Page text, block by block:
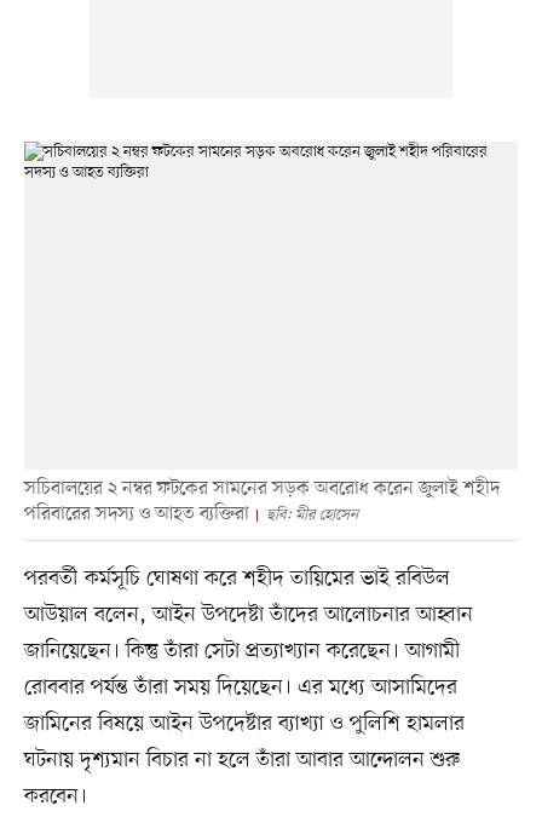
সচিবালয়ের ২ নম্বর ফটকের সামনের সড়ক অবরোধ করেন জুলাই শহীদ
পরিবারের সদস্য ও আহত ব্যক্তিরা
ছবি: মীর হোসেন
পরবর্তী কর্মসূচি ঘোষণা করে শহীদ তায়িমের ভাই রবিউল
আউয়াল বলেন, আইন উপদেষ্টা তাঁদের আলোচনার আহ্বান
জানিয়েছেন। কিন্তু তাঁরা সেটা প্রত্যাখ্যান করেছেন। আগামী
রোববার পর্যন্ত তাঁরা সময় দিয়েছেন। এর মধ্যে আসামিদের
জামিনের বিষয়ে আইন উপদেষ্টার ব্যাখ্যা ও পুলিশি হামলার
ঘটনায় দৃশ্যমান বিচার না হলে তাঁরা আবার আন্দোলন শুরু
করবেন।